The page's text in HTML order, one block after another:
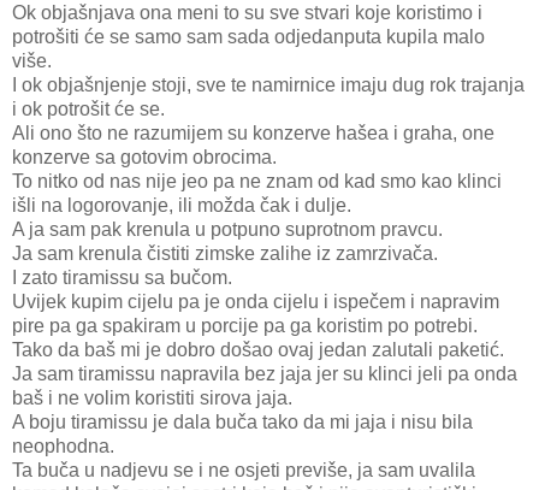
Ok objašnjava ona meni to su sve stvari koje koristimo i
potrošiti će se samo sam sada odjedanputa kupila malo
više.
I ok objašnjenje stoji, sve te namirnice imaju dug rok trajanja
i ok potrošit će se.
Ali ono što ne razumijem su konzerve hašea i graha, one
konzerve sa gotovim obrocima.
To nitko od nas nije jeo pa ne znam od kad smo kao klinci
išli na logorovanje, ili možda čak i dulje.
A ja sam pak krenula u potpuno suprotnom pravcu.
Ja sam krenula čistiti zimske zalihe iz zamrzivača.
I zato tiramissu sa bučom.
Uvijek kupim cijelu pa je onda cijelu i ispečem i napravim
pire pa ga spakiram u porcije pa ga koristim po potrebi.
Tako da baš mi je dobro došao ovaj jedan zalutali paketić.
Ja sam tiramissu napravila bez jaja jer su klinci jeli pa onda
baš i ne volim koristiti sirova jaja.
A boju tiramissu je dala buča tako da mi jaja i nisu bila
neophodna.
Ta buča u nadjevu se i ne osjeti previše, ja sam uvalila